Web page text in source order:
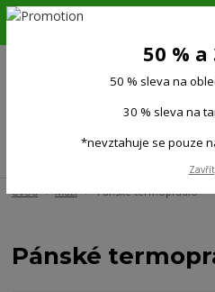
6.-16.8.26. DOVOLENÁ !!! 50 %
(Po-Pá 9:00-15.00)
Úvod Muži Pánské termoprádlo
Pánské
50 % a
50 % sleva na
30 % sleva na
*nevztahuje se pouze
Zavřít